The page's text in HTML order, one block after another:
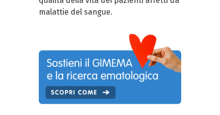
malattie del sangue.